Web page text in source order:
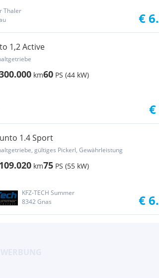
Thaler
€
1,2 Active
km60 PS (44 kW)
€
1.4 Sport
gültiges Pickerl, Gewährleistung
109.020 km75 PS (55 kW)
KFZ-TECH Summer
8342 Gnas
€